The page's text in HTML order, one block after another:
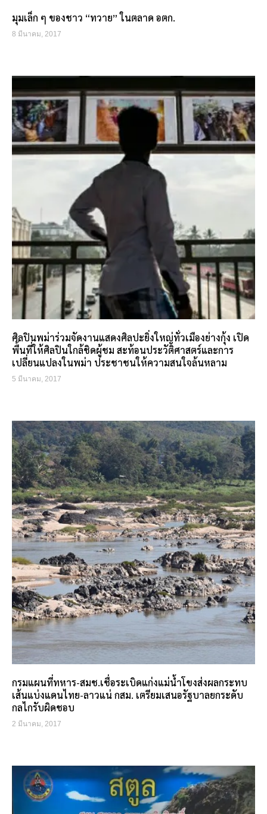
มุมเล็ก ๆ ของชาว “ทวาย” ในตลาด อตก.
8 มีนาคม, 2017
ศิลปินพม่าร่วมจัดงานแสดงศิลปะยิ่งใหญ่ทั่วเมืองย่างกุ้ง เปิด
พื้นที่ให้ศิลปินใกล้ชิดผู้ชม สะท้อนประวัติศาสตร์และการ
เปลี่ยนแปลงในพม่า ประชาชนให้ความสนใจล้นหลาม
5 มีนาคม, 2017
กรมแผนที่ทหาร-สมช.เชื่อระเบิดแก่งแม่น้ำโขงส่งผลกระทบ
เส้นแบ่งแดนไทย-ลาวแน่ กสม. เตรียมเสนอรัฐบาลยกระดับ
กลไกรับผิดชอบ
2 มีนาคม, 2017